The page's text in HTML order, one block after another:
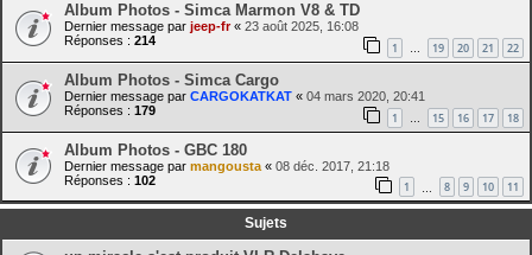
Album Photos - Simca Marmon V8 & TD
Dernier message par jeep-fr« 23 août 2025, 16:08
Réponses : 214 1 … 19 20 21 22
Album Photos - Simca Cargo
Dernier message par CARGOKATKAT « 04 mars 2020, 20:41
Réponses : 179 1 … 15 16 17 18
Album Photos - GBC 180
Dernier message par mangousta « 08 déc. 2017, 21:18
Réponses : 102 1 8 9 10 11
Sujets